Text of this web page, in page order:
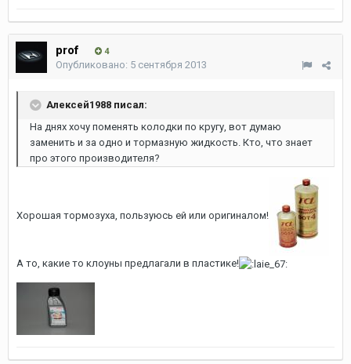
prof 4
Опубликовано: 5 сентября 2013
Алексей1988 писал:
На днях хочу поменять колодки по кругу, вот думаю
заменить и за одно и тормазную жидкость. Кто, что знает
про этого производителя?
Хорошая тормозуха, пользуюсь ей или оригиналом!
А то, какие то клоуны предлагали в пластике!